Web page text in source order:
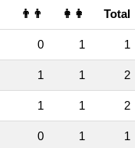
👨👨 👩👩 Total
0 1 1
1 1 2
1 1 2
0 1 1